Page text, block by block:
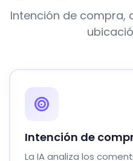
Intención de compra,
Intención de
La IA analiza los